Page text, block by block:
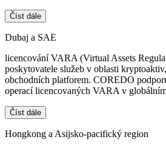
Číst dále
Dubaj a SAE
licencování VARA (Virtual Assets
poskytovatele služeb v oblasti
obchodních platforem. COREDO
operací licencovaných VARA v
Číst dále
Hongkong a Asijsko-pacifický region